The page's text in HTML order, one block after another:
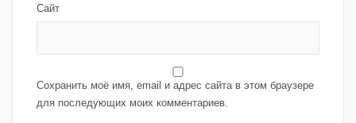
Сайт
Сохранить моё имя, email и адрес сайта в этом браузере
для последующих моих комментариев.